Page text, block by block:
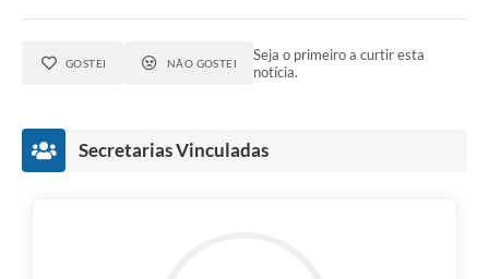
GOSTEI NÃO GOSTEI
Seja o primeiro a curtir esta
notícia.
Secretarias Vinculadas